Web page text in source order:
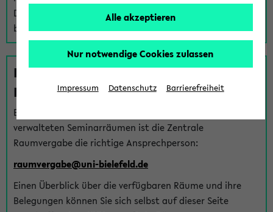
Detailseite zum Teilnahmemanagement der
betreffenden Veranstaltung.
Fragen zu im eKVV verwalteten
Räumen
Bei Fragen zur Vergabe von Hörsälen und vom eKVV
verwalteten Seminarräumen ist die Zentrale
Raumvergabe die richtige Ansprechperson:
raumvergabe@uni-bielefeld.de
Einen Überblick über die verfügbaren Räume und ihre
Belegungen können Sie sich selbst auf dieser Seite
Alle akzeptieren
Nur notwendige Cookies zulassen
Impressum Datenschutz Barrierefreiheit